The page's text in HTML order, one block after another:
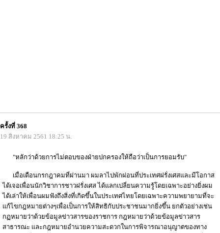
ครั้งที่ 368
19 สิงหาคม 2561 18:25 น.
"หลักว่าด้วยการไม่ตอบของฝ่ายปกครองให้ถือว่าเป็นการยอมรับ"
เมื่อเดือนกรกฎาคมที่ผ่านมา ผมลาไปพักผ่อนที่ประเทศฝรั่งเศสและมีโอกาส
ได้เจอเพื่อนนักวิชาการชาวฝรั่งเศส ได้แลกเปลี่ยนความรู้โดยเฉพาะอย่างยิ่งผม
ได้เล่าให้เพื่อนผมฟังถึงสิ่งที่เกิดขึ้นในประเทศไทยโดยเฉพาะความพยายามที่จะ
แก้ไขกฎหมายต่างๆเพื่อเป็นการให้สิทธิกับประชาชนมากยิ่งขึ้น ยกตัวอย่างเช่น
กฏหมายว่าด้วยข้อมูลข่าวสารของราชการ กฎหมายว่าด้วยข้อมูลข่าวสาร
สาธารณะ และกฎหมายอำนวยความสะดวกในการพิจารณาอนุญาตของทาง